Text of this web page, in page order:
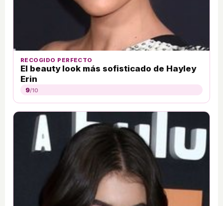
RECOGIDO PERFECTO
El beauty look más sofisticado de Hayley
Erin
9/10